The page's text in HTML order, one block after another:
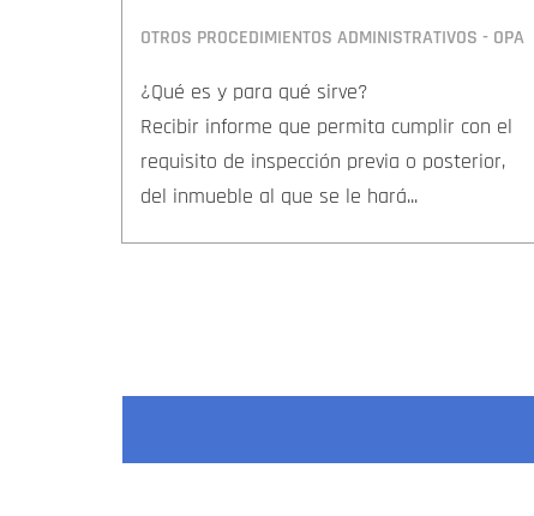
OTROS PROCEDIMIENTOS ADMINISTRATIVOS - OPA
¿Qué es y para qué sirve?
Recibir informe que permita cumplir con el
requisito de inspección previa o posterior,
del inmueble al que se le hará...